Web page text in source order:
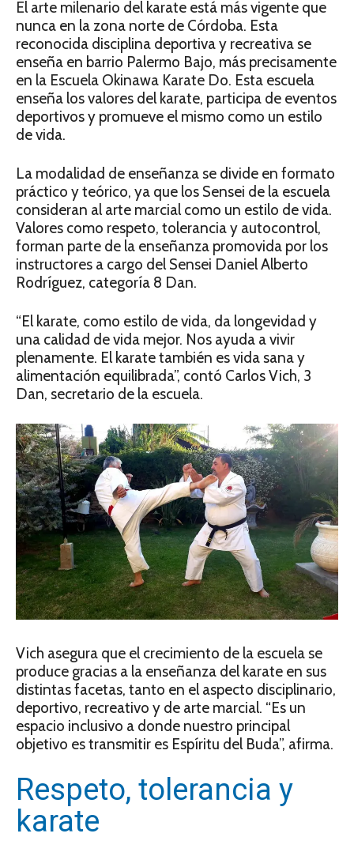
El arte milenario del karate está más vigente que
nunca en la zona norte de Córdoba. Esta
reconocida disciplina deportiva y recreativa se
enseña en barrio Palermo Bajo, más precisamente
en la Escuela Okinawa Karate Do. Esta escuela
enseña los valores del karate, participa de eventos
deportivos y promueve el mismo como un estilo
de vida.
La modalidad de enseñanza se divide en formato
práctico y teórico, ya que los Sensei de la escuela
consideran al arte marcial como un estilo de vida.
Valores como respeto, tolerancia y autocontrol,
forman parte de la enseñanza promovida por los
instructores a cargo del Sensei Daniel Alberto
Rodríguez, categoría 8 Dan.
“El karate, como estilo de vida, da longevidad y
una calidad de vida mejor. Nos ayuda a vivir
plenamente. El karate también es vida sana y
alimentación equilibrada”, contó Carlos Vich, 3
Dan, secretario de la escuela.
Vich asegura que el crecimiento de la escuela se
produce gracias a la enseñanza del karate en sus
distintas facetas, tanto en el aspecto disciplinario,
deportivo, recreativo y de arte marcial. “Es un
espacio inclusivo a donde nuestro principal
objetivo es transmitir es Espíritu del Buda”, afirma.
Respeto, tolerancia y
karate